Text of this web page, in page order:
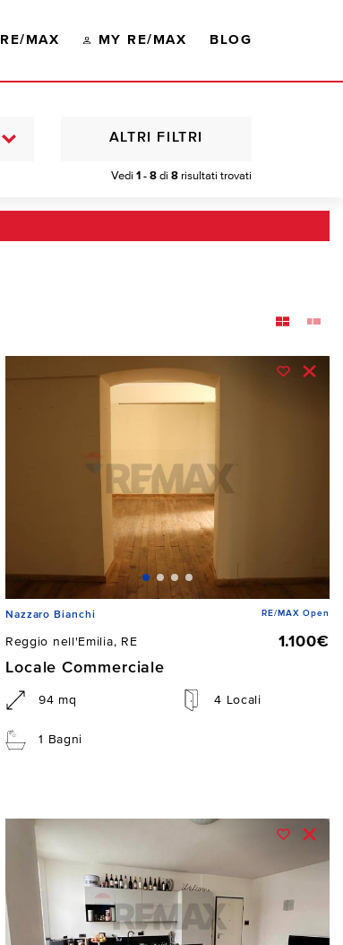
MAX MY RE/MAX BLOG
Vedi 1 - 8 di 8 risultati trovati
ALTRI FILTRI
Nazzaro Bianchi RE/MAX Open
Reggio nell'Emilia, RE
1.100€
Locale Commerciale
94 mq 4 Locali
1 Bagni